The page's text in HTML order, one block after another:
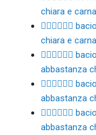
chiara e
👨🏻‍❤️‍💋‍👨🏿
chiara e
👨🏼‍❤️‍💋‍👨🏻
abbastanza
👨🏼‍❤️‍💋‍👨🏼
abbastanza
👨🏼‍❤️‍💋‍👨🏽
abbastanza